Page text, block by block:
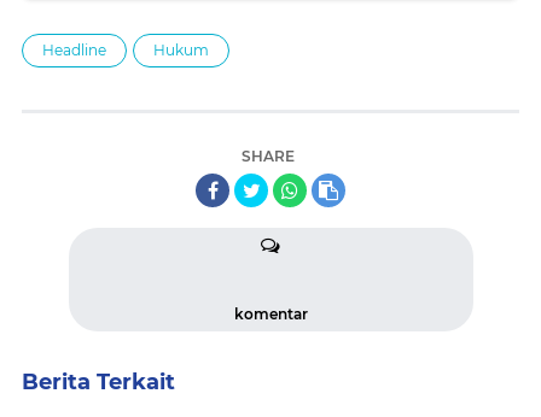
Headline Hukum
SHARE
komentar
Berita Terkait